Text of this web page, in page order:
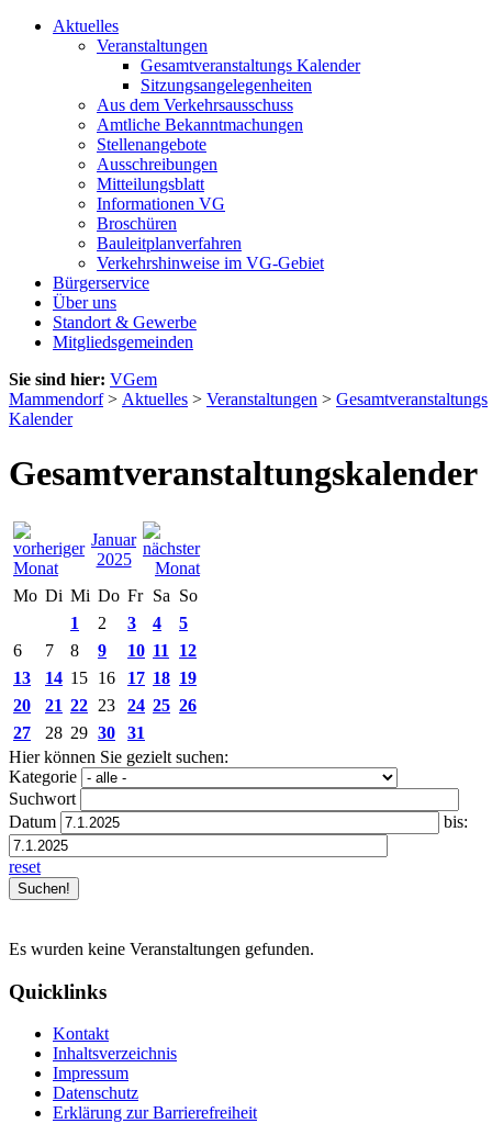
Aktuelles
Veranstaltungen
Gesamtveranstaltungs Kalender
Sitzungsangelegenheiten
Aus dem Verkehrsausschuss
Amtliche Bekanntmachungen
Stellenangebote
Ausschreibungen
Mitteilungsblatt
Informationen VG
Broschüren
Bauleitplanverfahren
Verkehrshinweise im VG-Gebiet
Bürgerservice
Über uns
Standort & Gewerbe
Mitgliedsgemeinden
Sie sind hier: VGem
Mammendorf> Aktuelles > Veranstaltungen > Gesamtveranstaltungs
Kalender
Gesamtveranstaltungskalender
Januar
2025
Mo Di Mi Do Fr Sa So
1
2 3 4
5
6
7 8 9 10 11
12
13
14 15 16 17 18 19
20
21 22 23 24 25 26
27
28 29 30
31
Hier können Sie gezielt suchen:
Kategorie
Suchwort
Datum
bis:
reset
Es wurden keine Veranstaltungen gefunden.
Quicklinks
Kontakt
Inhaltsverzeichnis
Impressum
Datenschutz
Erklärung zur Barrierefreiheit